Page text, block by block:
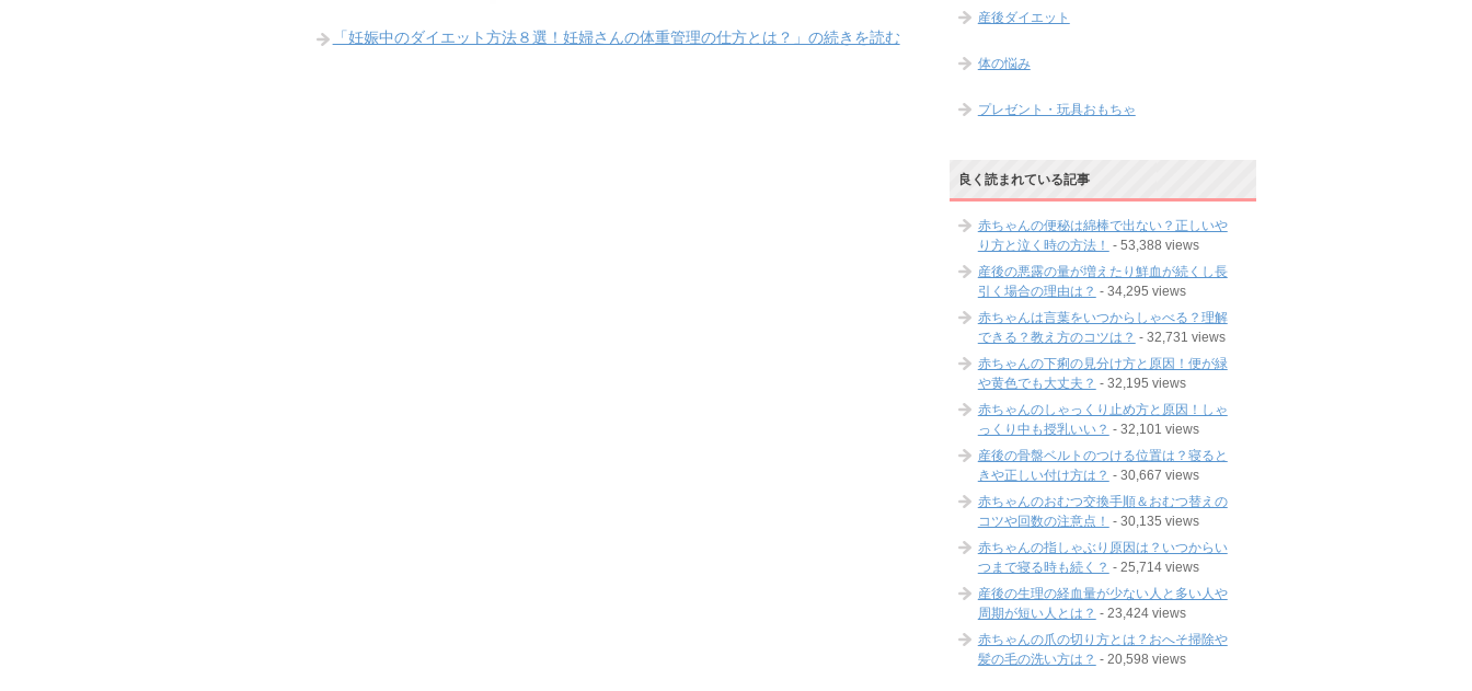
「妊娠中のダイエット方法８選！妊婦さんの体重管理の仕方とは？」の続きを読む
産後ダイエット
体の悩み
プレゼント・玩具おもちゃ
良く読まれている記事
赤ちゃんの便秘は綿棒で出ない？正しいや
り方と泣く時の方法！ - 53,388 views
産後の悪露の量が増えたり鮮血が続くし長
引く場合の理由は？ - 34,295 views
赤ちゃんは言葉をいつからしゃべる？理解
できる？教え方のコツは？ - 32,731 views
赤ちゃんの下痢の見分け方と原因！便が緑
や黄色でも大丈夫？ - 32,195 views
赤ちゃんのしゃっくり止め方と原因！しゃ
っくり中も授乳いい？ - 32,101 views
産後の骨盤ベルトのつける位置は？寝ると
きや正しい付け方は？ - 30,667 views
赤ちゃんのおむつ交換手順＆おむつ替えの
コツや回数の注意点！ - 30,135 views
赤ちゃんの指しゃぶり原因は？いつからい
つまで寝る時も続く？ - 25,714 views
産後の生理の経血量が少ない人と多い人や
周期が短い人とは？ - 23,424 views
赤ちゃんの爪の切り方とは？おへそ掃除や
髪の毛の洗い方は？ - 20,598 views